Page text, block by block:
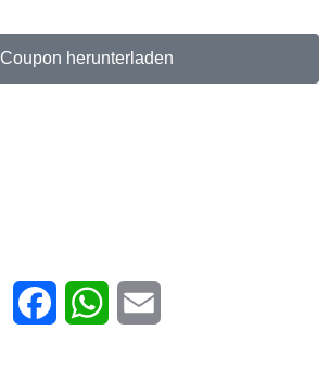
Coupon herunterladen
FacebookWhatsApp